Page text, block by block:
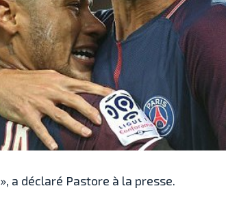
a déclaré Pastore à la presse.